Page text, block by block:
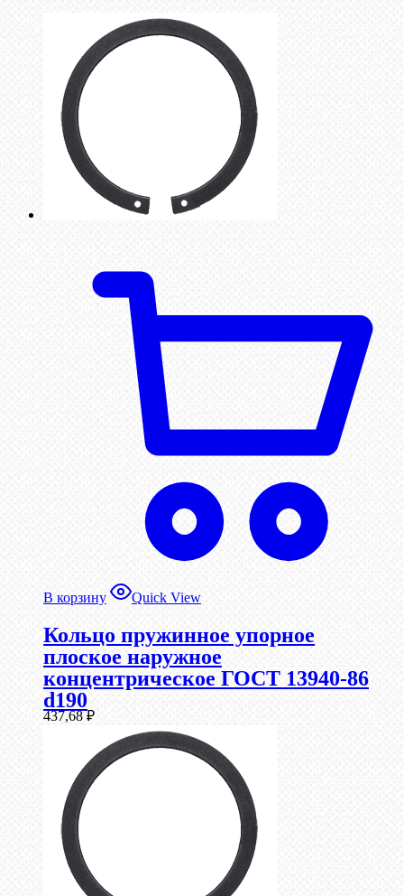
В корзину Quick View
Кольцо пружинное упорное
плоское наружное
концентрическое ГОСТ 13940-86
d190
437,68₽